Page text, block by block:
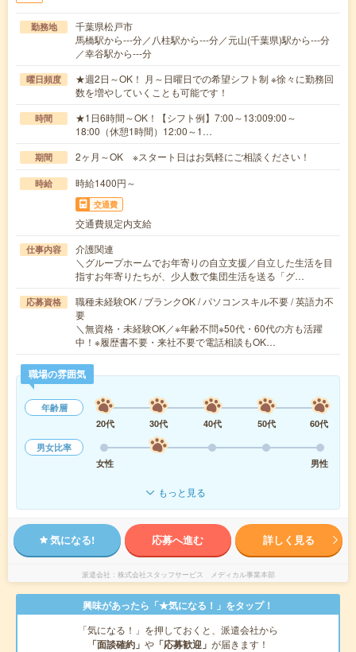
勤務地
千葉県松戸市
馬橋駅から---分／八柱駅から---分／元山(千葉県)駅から---分
／幸谷駅から---分
曜日頻度
★週2日～OK！ 月～日曜日での希望シフト制 ※徐々に勤務回
数を増やしていくことも可能です！
時間
★1日6時間～OK！【シフト例】7:00～13:009:00～
18:00（休憩1時間）12:00～1…
期間 2ヶ月～OK ※スタート日はお気軽にご相談ください！
時給 時給1400円～
交通費
交通費規定内支給
仕事内容
介護関連
＼グループホームでお年寄りの自立支援／自立した生活を目
指すお年寄りたちが、少人数で集団生活を送る「グ…
応募資格
職種未経験OK / ブランクOK / パソコンスキル不要 / 英語力不
要
＼無資格・未経験OK／※年齢不問※50代・60代の方も活躍
中！※履歴書不要・来社不要で電話相談もOK…
職場の雰囲気
年齢層
20代
30代 40代 50代
60代
男女比率
女性
男性
もっと見る
気になる! 応募へ進む 詳しく見る
派遣会社 株式会社スタッフサービス メディカル事業本部
興味があったら「★気になる！」をタップ！
「気になる！」を押しておくと、派遣会社から
「面談確約」 や 「応募歓迎」 が届きます！